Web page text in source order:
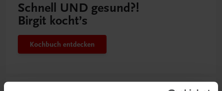
Schnell UND gesund?!
Birgit kocht’s
Kochbuch entdecken